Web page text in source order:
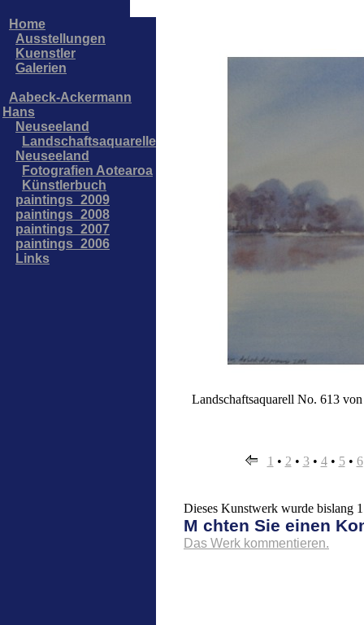
Home
Ausstellungen
Kuenstler
Galerien
Aabeck-Ackermann
Hans
Neuseeland
Landschaftsaquarelle
Neuseeland
Fotografien Aotearoa
Künstlerbuch
paintings_2009
paintings_2008
paintings_2007
paintings_2006
Links
Landschaftsaquarell No. 613
1 • 2 • 3• 4• 5• 6
Dieses Kunstwerk wurde bislang
M chten Sie einen
Das Werk kommentieren.